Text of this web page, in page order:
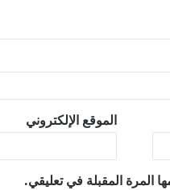
الموقع الإلكتروني
المرة المقبلة في تعليقي.